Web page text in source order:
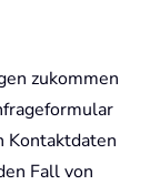
zukommen
Kontaktdaten
Fall von